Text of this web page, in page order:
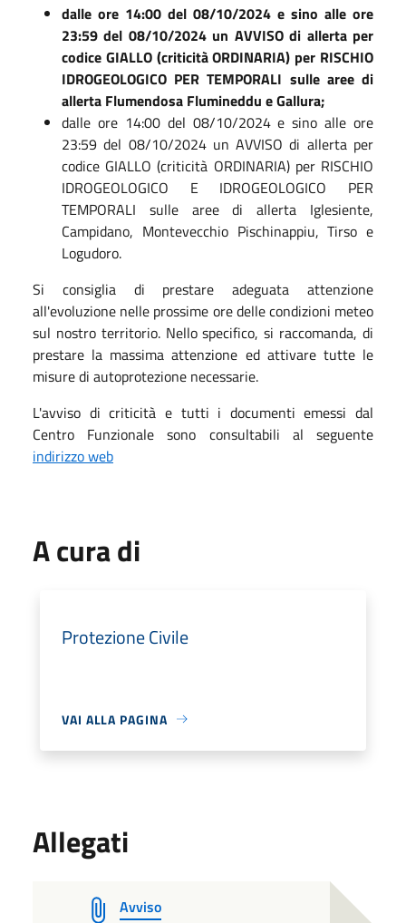
dalle ore 14:00 del 08/10/2024 e sino alle ore
23:59 del 08/10/2024 un AVVISO di allerta per
codice GIALLO (criticità ORDINARIA) per RISCHIO
IDROGEOLOGICO PER TEMPORALI sulle aree di
allerta Flumendosa Flumineddu e Gallura;
dalle ore 14:00 del 08/10/2024 e sino alle ore
23:59 del 08/10/2024 un AVVISO di allerta per
codice GIALLO (criticità ORDINARIA) per RISCHIO
IDROGEOLOGICO E IDROGEOLOGICO PER
TEMPORALI sulle aree di allerta Iglesiente,
Campidano, Montevecchio Pischinappiu, Tirso e
Logudoro.
Si consiglia di prestare adeguata attenzione
all'evoluzione nelle prossime ore delle condizioni meteo
sul nostro territorio. Nello specifico, si raccomanda, di
prestare la massima attenzione ed attivare tutte le
misure di autoprotezione necessarie.
L'avviso di criticità e tutti i documenti emessi dal
Centro Funzionale sono consultabili al seguente
indirizzo web
A cura di
Protezione Civile
VAI ALLA PAGINA
Allegati
Avviso